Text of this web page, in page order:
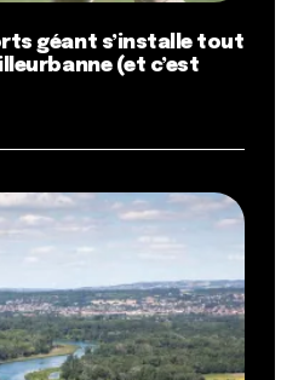
web-friendly et
min
géant s’installe tout
(et c’est